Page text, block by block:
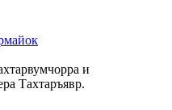
и
Тахтаръявр.